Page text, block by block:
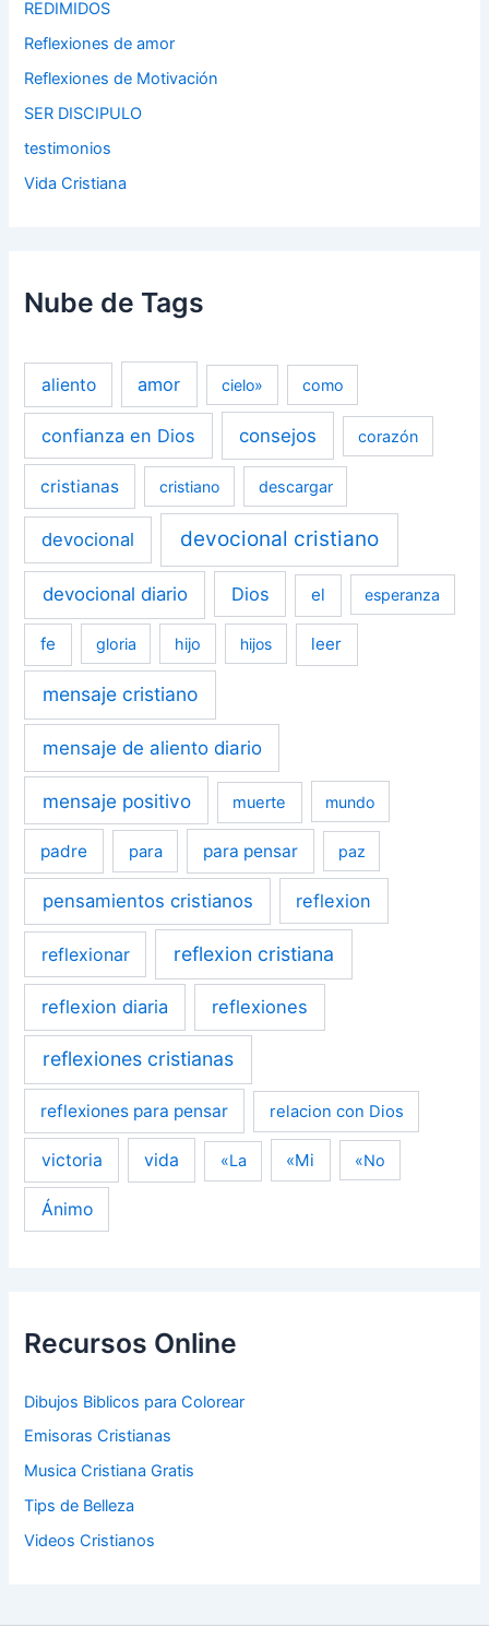
REDIMIDOS
Reflexiones de amor
Reflexiones de Motivación
SER DISCIPULO
testimonios
Vida Cristiana
Nube de Tags
aliento amor cielo» como
confianza en Dios consejos corazón
cristianas cristiano descargar
devocional devocional cristiano
devocional diario Dios el esperanza
fe gloria hijo hijos leer
mensaje cristiano
mensaje de aliento diario
mensaje positivo muerte mundo
padre para para pensar paz
pensamientos cristianos reflexion
reflexionar reflexion cristiana
reflexion diaria reflexiones
reflexiones cristianas
reflexiones para pensar relacion con Dios
victoria vida «La «Mi «No
Ánimo
Recursos Online
Dibujos Biblicos para Colorear
Emisoras Cristianas
Musica Cristiana Gratis
Tips de Belleza
Videos Cristianos